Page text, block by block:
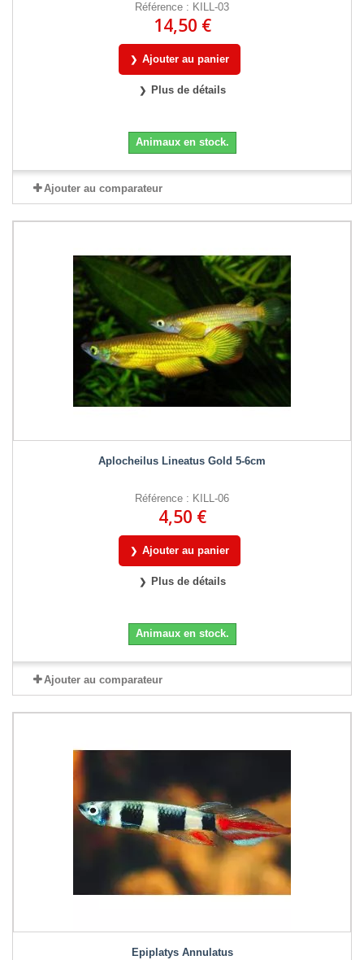
Référence : KILL-03
14,50 €
Ajouter au panier
Plus de détails
Animaux en stock.
Ajouter au comparateur
Aplocheilus Lineatus Gold 5-6cm
Référence : KILL-06
4,50 €
Ajouter au panier
Plus de détails
Animaux en stock.
Ajouter au comparateur
Epiplatys Annulatus